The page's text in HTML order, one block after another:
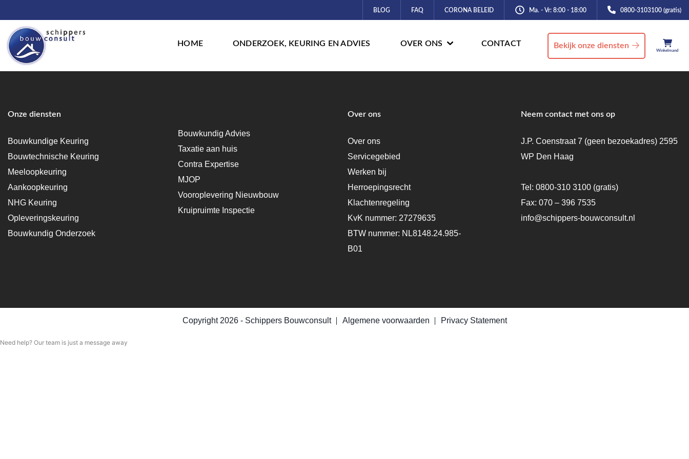
BLOG FAQ CORONA BELEID Ma. - Vr: 8:00 - 18:00 0800-3103100 (gratis)
HOME ONDERZOEK, KEURING EN ADVIES OVER ONS CONTACT
Winkelmand
Bekijk onze diensten
Onze diensten
Bouwkundige Keuring
Bouwtechnische Keuring
Meeloopkeuring
Aankoopkeuring
NHG Keuring
Opleveringskeuring
Bouwkundig Onderzoek
Bouwkundig Advies
Taxatie aan huis
Contra Expertise
MJOP
Vooroplevering Nieuwbouw
Kruipruimte Inspectie
Over ons
Over ons
Servicegebied
Werken bij
Herroepingsrecht
Klachtenregeling
KvK nummer: 27279635
BTW nummer: NL8148.24.985-
B01
Neem contact met ons op
J.P. Coenstraat 7 (geen bezoekadres) 2595
WP Den Haag
Tel: 0800-310 3100(gratis)
Fax: 070 – 396 7535
info@schippers-bouwconsult.nl
Copyright 2026 - Schippers Bouwconsult Algemene voorwaarden Privacy Statement
Need help? Our team is just a message away